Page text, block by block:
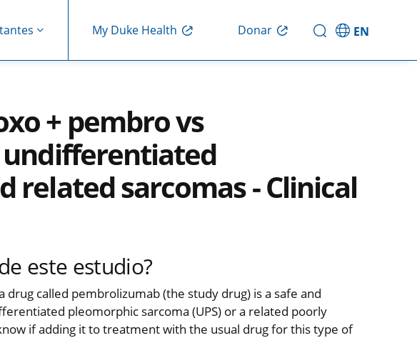
My Duke Health Donar EN
+ pembro vs
related sarcomas - Clinical
este estudio?
called pembrolizumab (the study drug) is a safe and
pleomorphic sarcoma (UPS) or a related poorly
if adding it to treatment with the usual drug for this type of